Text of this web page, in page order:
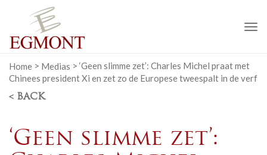
Home > Medias > ‘Geen slimme zet’: Charles Michel praat met
Chinees president Xi en zet zo de Europese tweespalt in de verf
< BACK
‘Geen slimme zet’: